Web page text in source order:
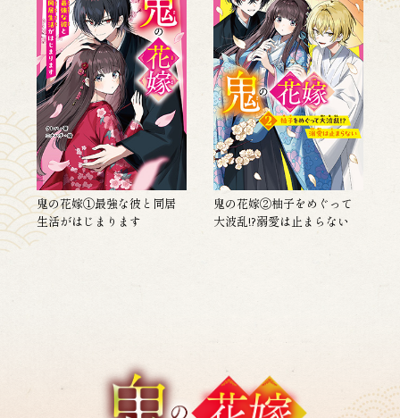
鬼の花嫁①最強な彼と同居
生活がはじまります
鬼の花嫁②柚子をめぐって
大波乱!?溺愛は止まらない